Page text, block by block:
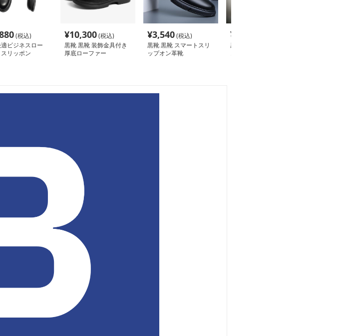
(税込)
ビジネスロー
リッポン
¥10,300(税込)
黒靴 黒靴 装飾金具付き
厚底ローファー
¥3,540(税込)
黒靴 黒靴 スマートスリ
ップオン革靴
¥
黒靴 黒靴 上質革金具付